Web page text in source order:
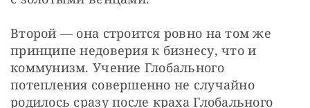
Второй — она строится ровно на том же
принципе недоверия к бизнесу, что и
коммунизм. Учение Глобального
потепления совершенно не случайно
родилось сразу после краха Глобального